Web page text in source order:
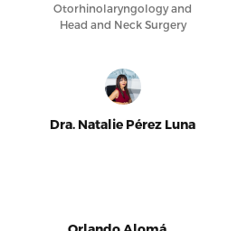
Otorhinolaryngology and
Head and Neck Surgery
Dra. Natalie Pérez Luna